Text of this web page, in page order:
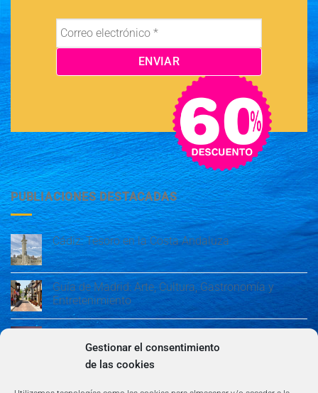
Gestionar el consentimiento
de las cookies
PUBLIACIONES DESTACADAS
Cádiz: Tesoro en la Costa Andaluza
Guía de Madrid: Arte, Cultura, Gastronomía y
Entretenimiento
Guía de Madrid: Arte, Cultura, Gastronomía y
Entretenimiento